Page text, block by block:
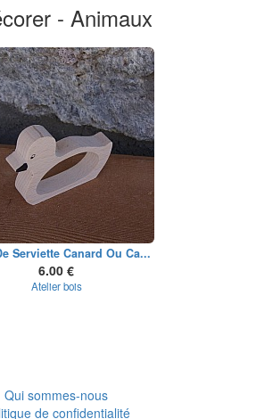
- Animaux
Serviette Canard Ou Ca...
6.00 €
Atelier bois
Qui sommes-nous
de confidentialité